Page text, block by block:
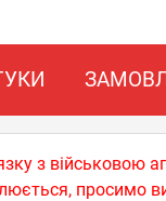
з військовою
просимо